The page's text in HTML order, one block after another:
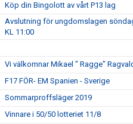
Köp din Bingolott av vårt P13 lag
Avslutning för ungdomslagen
KL 11:00
Vi välkomnar Mikael " Ragge"
F17 FÖR- EM Spanien - Sverige
Sommarproffsläger 2019
Vinnare i 50/50 lotteriet 11/8